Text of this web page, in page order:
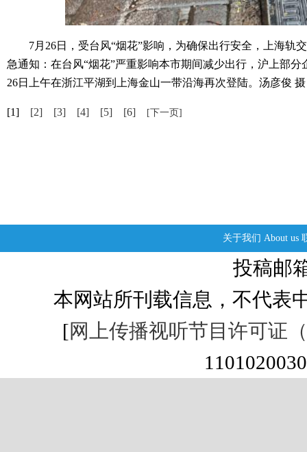
7月26日，受台风“烟花”影响，为确保出行安全，上海轨
急通知：在台风“烟花”严重影响本市期间减少出行，沪上部
26日上午在浙江平湖到上海金山一带沿海再次登陆。汤彦俊 摄
[1] [2] [3] [4] [5] [6] [下一页]
关于我们 About us
投稿邮
本网站所刊载信息，不代表
[网上传播视听节目许可证